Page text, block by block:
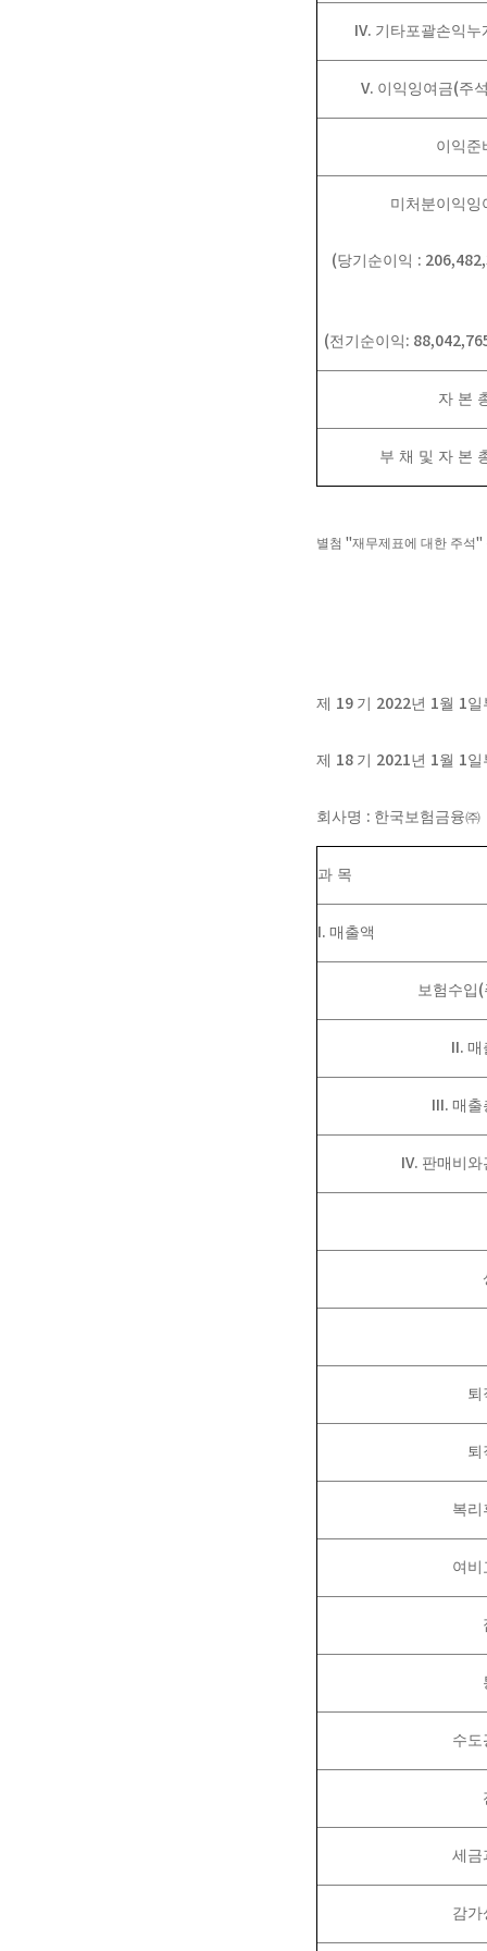
IV. 기타포괄손익누
V. 이익잉여금(주
이익준
미처분이익잉
(당기순이익 :
(전기순이익 :
자 본
부 채 및 자 본
별첨"재무제표에 대한 주석"
제 19 기 2022년 1월 1
제 18 기 2021년 1월 1
회사명 : 한국보험금융㈜
과 목
I.매출액
보험수입 (
II.매
III.매출
IV. 판매비와
퇴
퇴
복리
여비
수도
세금
감가